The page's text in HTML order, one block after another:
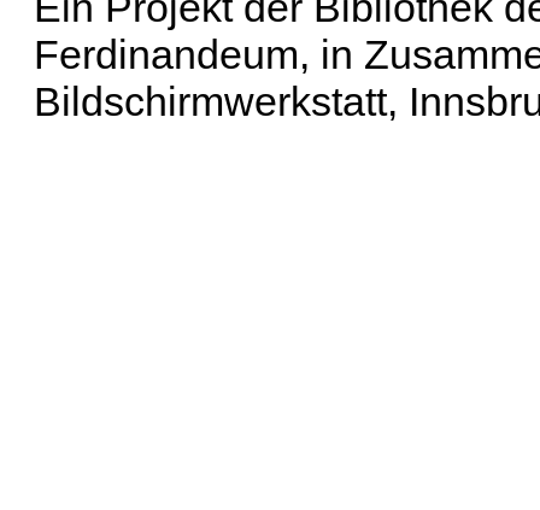
Ferdinandeum, in
Bildschirmwerkstatt,